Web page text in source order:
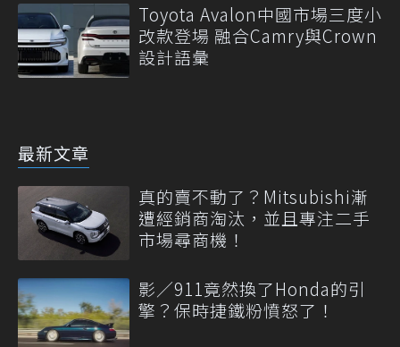
Toyota Avalon中國市場三度小
改款登場 融合Camry與Crown
設計語彙
最新文章
真的賣不動了？Mitsubishi漸
遭經銷商淘汰，並且專注二手
市場尋商機！
影／911竟然換了Honda的引
擎？保時捷鐵粉憤怒了！